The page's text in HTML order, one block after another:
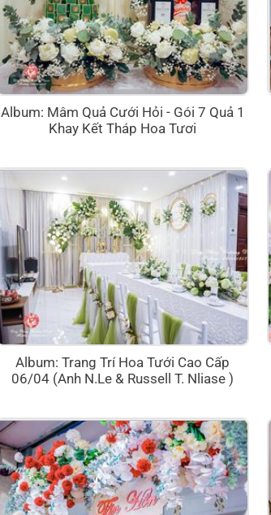
Album: Mâm Quả Cưới Hỏi - Gói 7 Quả 1
Khay Kết Tháp Hoa Tươi
Album: Trang Trí Hoa Tưới Cao Cấp
06/04 (Anh N.Le & Russell T. Nliase )